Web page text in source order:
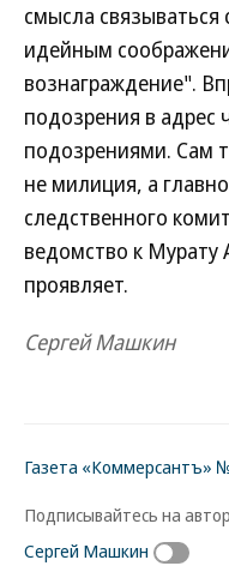
смысла связываться
идейным
вознаграждение".
подозрения в адрес
подозрениями. Сам
не милиция, а
следственного
ведомство к Мурату
проявляет.
Сергей Машкин
Газета «Коммерсантъ»
Подписывайтесь на
Сергей Машкин